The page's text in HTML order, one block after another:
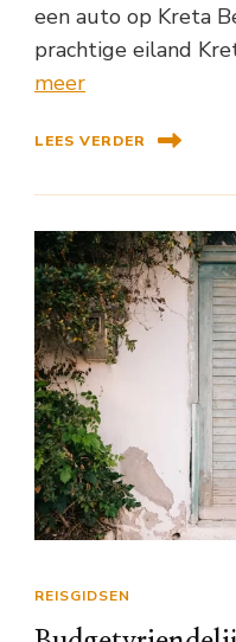
een auto op Kreta
prachtige eiland
meer
LEES VERDER
REISGIDSEN